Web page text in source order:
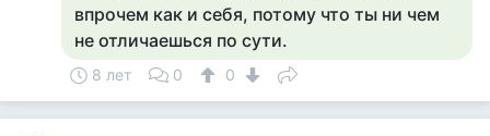
впрочем как и себя, потому что ты ни чем
не отличаешься по сути.
8 лет 0 0